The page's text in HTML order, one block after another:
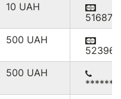
10 UAH
500 UAH
500 UAH